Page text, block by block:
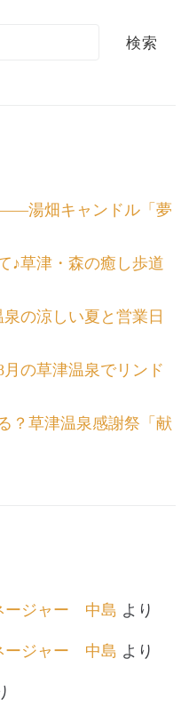
検索
湯畑キャンドル「夢
♪草津・森の癒し歩道
泉の涼しい夏と営業日
の草津温泉でリンド
？草津温泉感謝祭「献
ージャー 中島 より
ージャー 中島 より